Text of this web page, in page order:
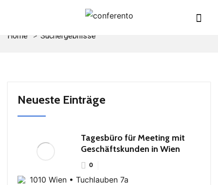
Home Suchergebnisse
Neueste Einträge
Tagesbüro für Meeting mit
Geschäftskunden in Wien
0
1010 Wien • Tuchlauben 7a